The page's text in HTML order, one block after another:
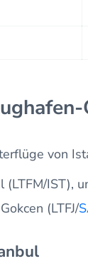
von
IST),
(LTFJ/